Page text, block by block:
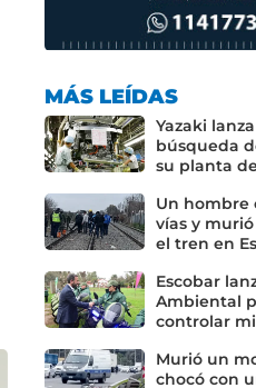
MÁS LEÍDAS
Yazaki
búsqueda
su planta
Un hombre
vías y
el tren en
Escobar
Ambiental
controlar
Murió un
chocó con